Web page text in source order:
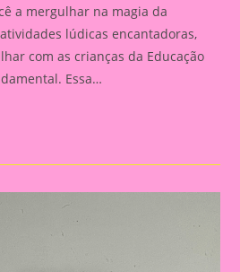
a mergulhar na magia da
lúdicas encantadoras,
com as crianças da Educação
Essa…